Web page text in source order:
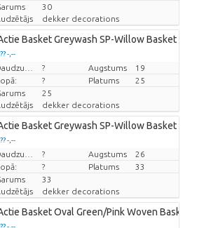
30
dekker decorations
Basket Greywash SP-Willow Basket M
-,--
par vienību
? Augstums
19
? Platums
25
25
dekker decorations
Basket Greywash SP-Willow Basket XL
-,--
par vienību
? Augstums
26
? Platums
33
33
dekker decorations
Basket Oval Green/Pink Woven Basket